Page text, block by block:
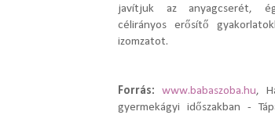
javítjuk az anyagcserét,
célirányos erősítő
izomzatot.
Forrás: www.babaszoba.hu,
gyermekágyi időszakban-